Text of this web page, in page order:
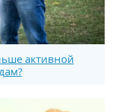
активной